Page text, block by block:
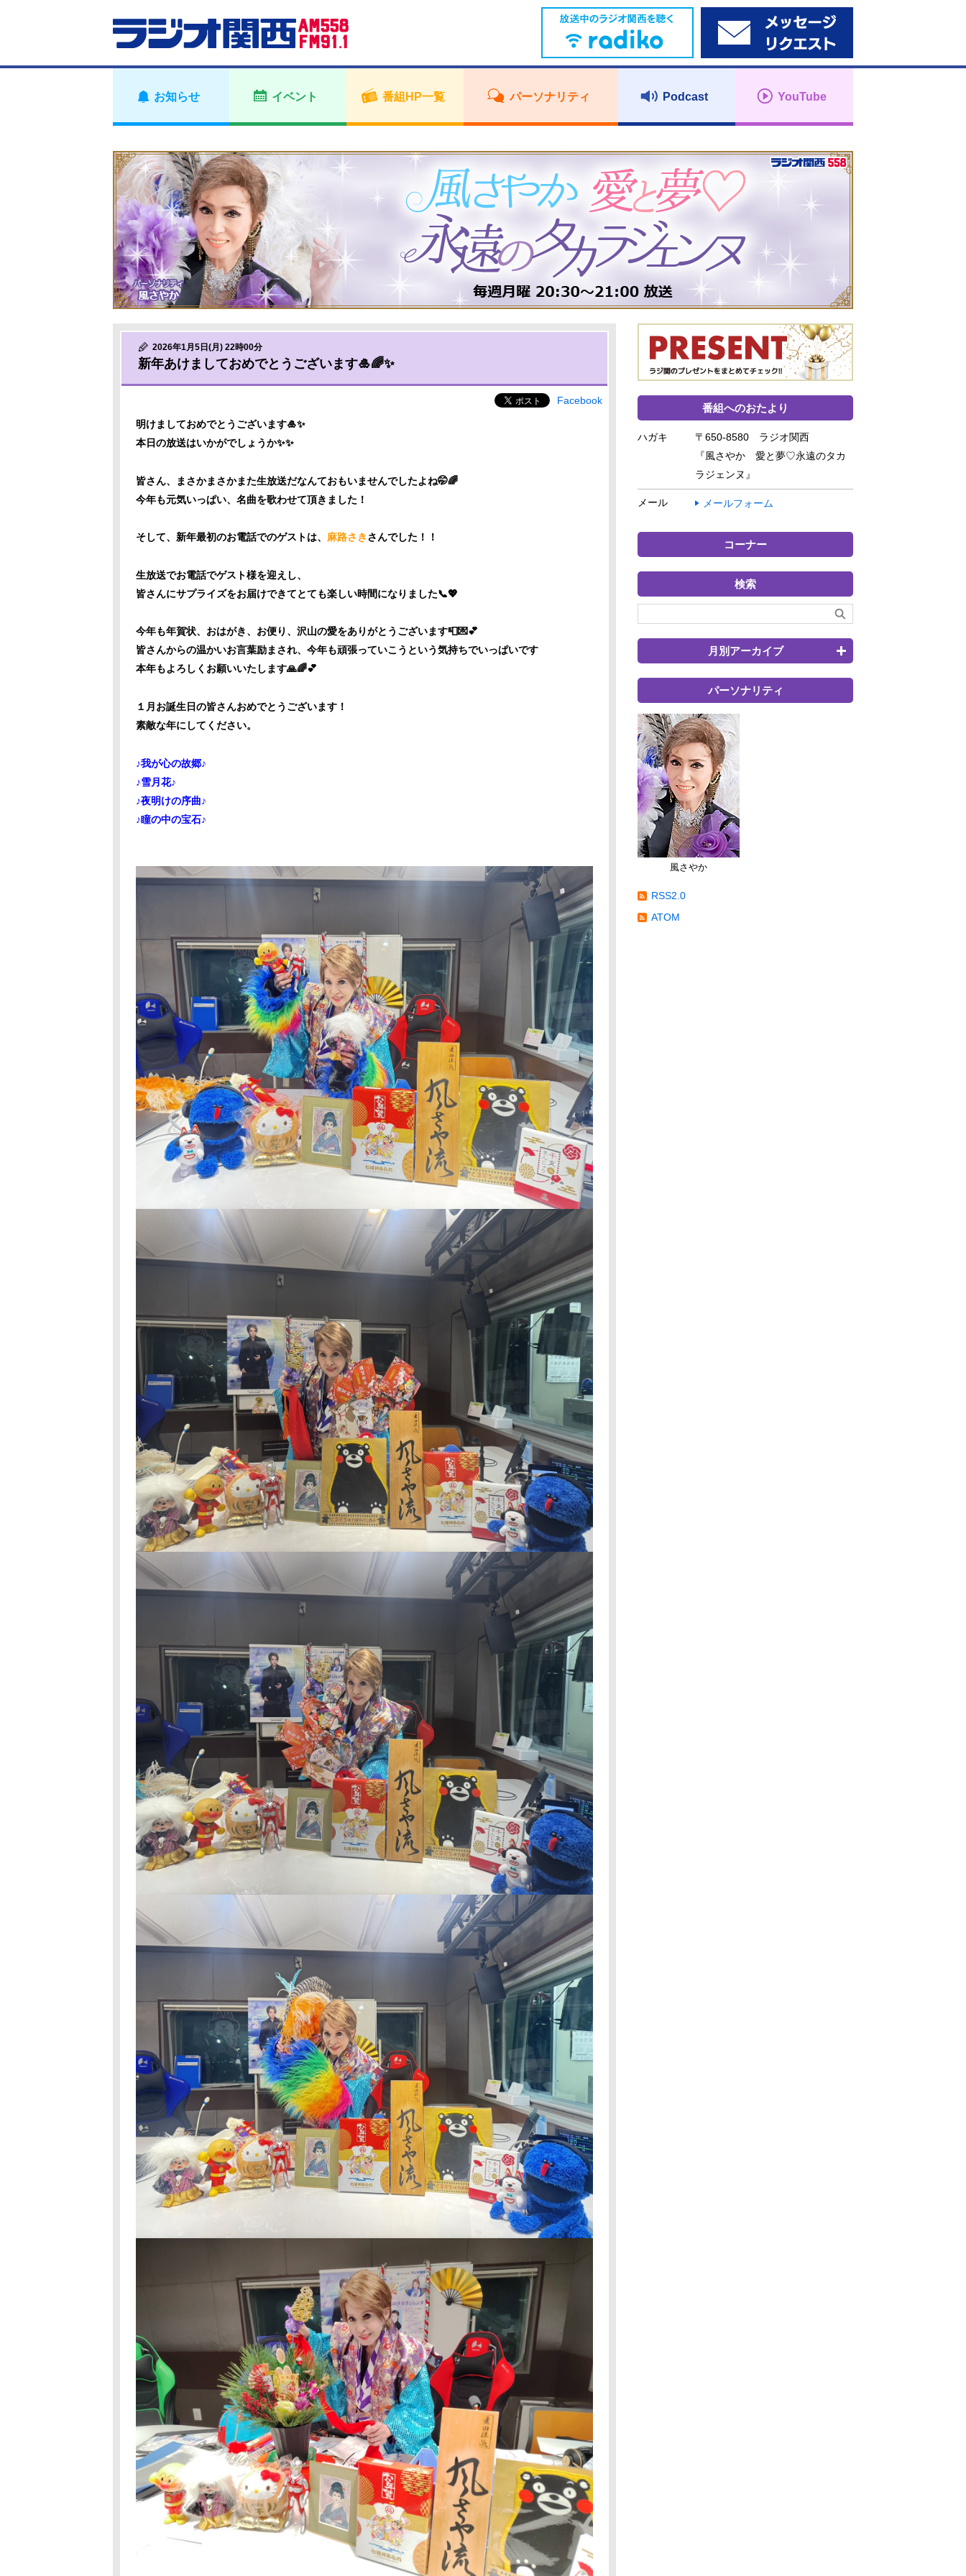
お知らせ イベント 番組HP一覧 パーソナリティ Podcast YouTube
2026年1月5日(月) 22時00分
新年あけましておめでとうございます🎍🌈✨
Facebook
明けましておめでとうございます🎍✨
本日の放送はいかがでしょうか✨✨
皆さん、まさかまさかまた生放送だなんておもいませんでしたよね🤭🌈
今年も元気いっぱい、名曲を歌わせて頂きました！
そして、新年最初のお電話でのゲストは、 麻路さきさんでした！！
生放送でお電話でゲスト様を迎えし、
皆さんにサプライズをお届けできてとても楽しい時間になりました📞💖
今年も年賀状、おはがき、お便り、沢山の愛をありがとうございます📮💌💕
皆さんからの温かいお言葉励まされ、今年も頑張っていこうという気持ちでいっぱいです
本年もよろしくお願いいたします🙏🌈💕
１月お誕生日の皆さんおめでとうございます！
素敵な年にしてください。
♪我が心の故郷♪
♪雪月花♪
♪夜明けの序曲♪
♪瞳の中の宝石♪
番組へのおたより
ハガキ
〒650-8580 ラジオ関西
『風さやか 愛と夢♡永遠のタカ
ラジェンヌ』
メール メールフォーム
コーナー
検索
月別アーカイブ
パーソナリティ
風さやか
RSS2.0
ATOM